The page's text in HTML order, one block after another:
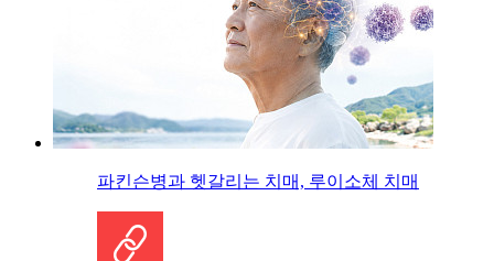
파킨슨병과 헷갈리는 치매, 루이소체 치매